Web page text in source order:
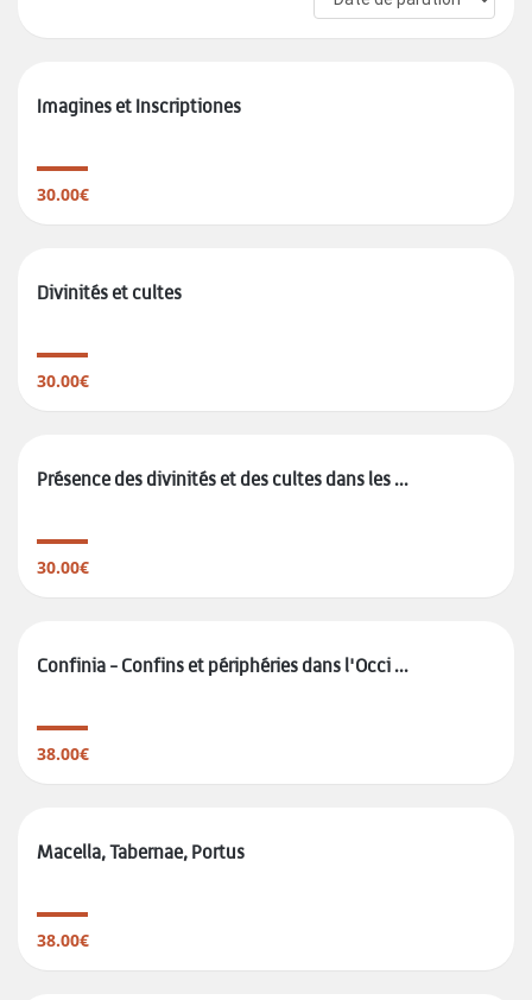
Imagines et Inscriptiones
30.00€
Divinités et cultes
30.00€
Présence des divinités et des cultes dans les ...
30.00€
Confinia - Confins et périphéries dans l'Occi ...
38.00€
Macella, Tabernae, Portus
38.00€